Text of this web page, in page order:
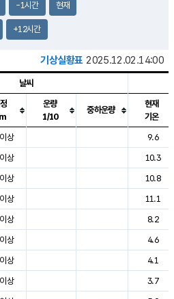
-1시간 현재
+12시간
기상실황표 2025.12.02.14:00
, 기온, 강수, 바람, 기압등을 안내한 표입
날씨
운량
1/10
중하운량
현재
기온
상
9.6
상
10.3
상
10.8
상
11.1
상
8.2
상
4.6
상
4.1
상
3.7